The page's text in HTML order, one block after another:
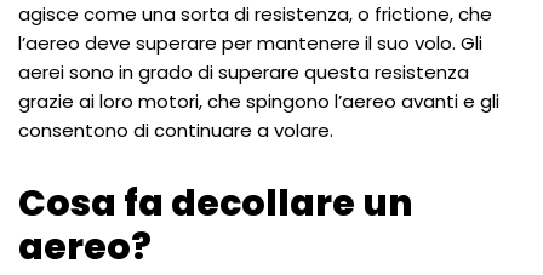
agisce come una sorta di resistenza, o frictione, che
l’aereo deve superare per mantenere il suo volo. Gli
aerei sono in grado di superare questa resistenza
grazie ai loro motori, che spingono l’aereo avanti e gli
consentono di continuare a volare.
Cosa fa decollare un
aereo?